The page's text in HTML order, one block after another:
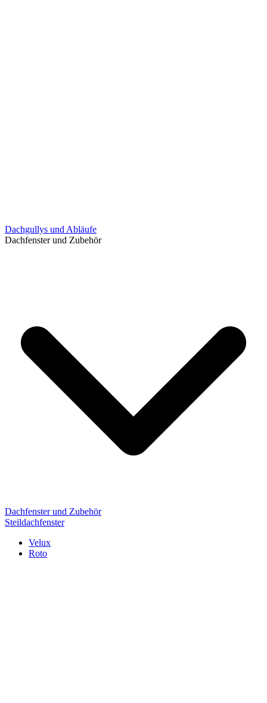
Dachgullys und Abläufe
Dachfenster und Zubehör
Dachfenster und Zubehör
Steildachfenster
Velux
Roto